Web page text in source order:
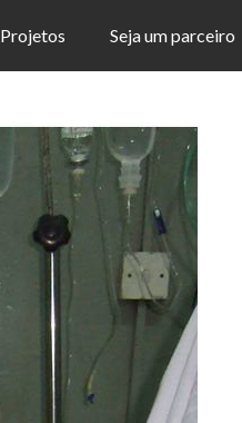
Projetos Seja um parceiro